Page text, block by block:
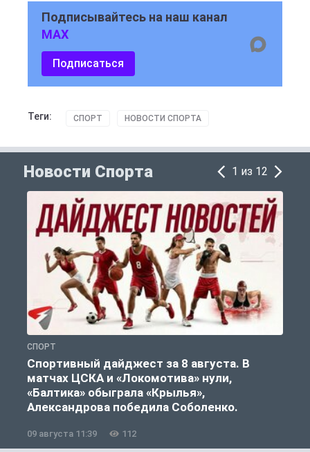
Подписывайтесь на наш канал
MAX
Подписаться
Теги: СПОРТ НОВОСТИ СПОРТА
Новости Спорта 1 из 12
СПОРТ
Спортивный дайджест за 8 августа. В
матчах ЦСКА и «Локомотива» нули,
«Балтика» обыграла «Крылья»,
Александрова победила Соболенко.
09 августа 11:39 112